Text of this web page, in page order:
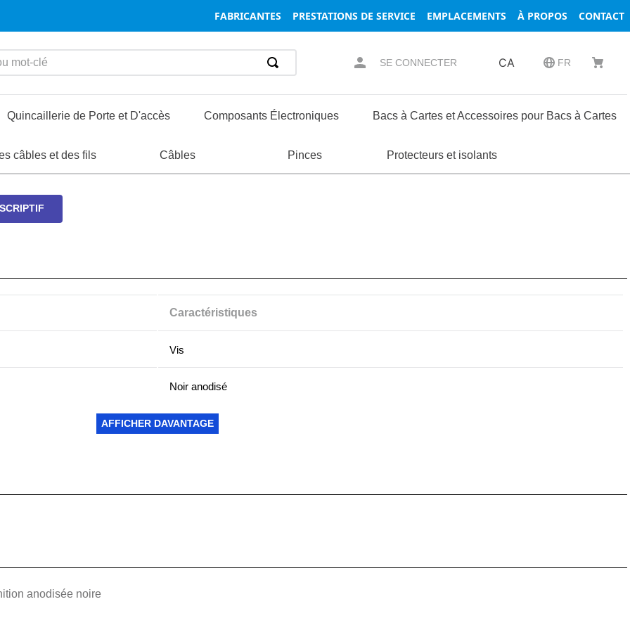
FABRICANTES PRESTATIONS DE SERVICE EMPLACEMENTS À PROPOS CONTACT
clé
SE CONNECTER CA FR
Vis et Boulons Entretoises Rondelles
Quincaillerie de Porte et D'accès
Charnières Loquets Serrures
Composants Électroniques
et Réseaux Composants de Connecteurs et Accessoires Borniers Terminaux
Bacs à Cartes et Accessoires pour Bacs à Cartes
Boîtiers Composants des Boîtiers et des Racks Composants de Coffrets et de Racks
câbles et des fils Câbles Pinces
Protecteurs et isolants
de bacs à cartes
Caractéristiques
Vis
Noir anodisé
Mur froid
Meilleur
Agencé
AFFICHER DAVANTAGE
anodisée noire